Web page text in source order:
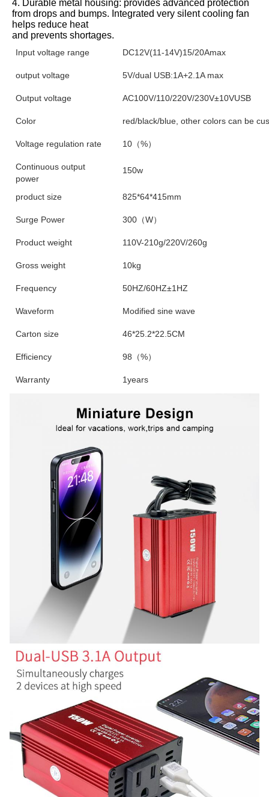
4. Durable metal housing: provides advanced protection
from drops and bumps. Integrated very silent cooling fan
helps reduce heat
and prevents shortages.
Input voltage range DC12V(11-14V)15/20Amax
output voltage 5V/dual USB:1A+2.1A max
Output voltage AC100V/110/220V/230V±10VUSB
Color red/black/blue, other colors can be
Voltage regulation rate 10（%）
Continuous output
power
150w
product size 825*64*415mm
Surge Power 300（W）
Product weight 110V-210g/220V/260g
Gross weight 10kg
Frequency 50HZ/60HZ±1HZ
Waveform Modified sine wave
Carton size 46*25.2*22.5CM
Efficiency 98（%）
Warranty 1years